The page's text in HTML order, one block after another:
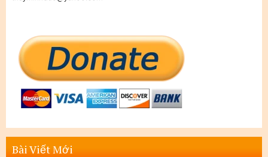
Bài Viết Mới